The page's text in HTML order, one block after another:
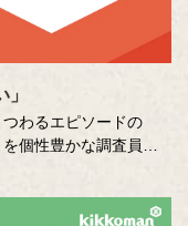
わるエピソードの
個性豊かな調査員が
ンメント番組です。